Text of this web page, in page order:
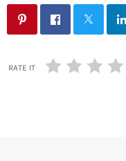
RATE IT